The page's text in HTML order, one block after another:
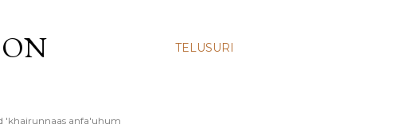
TELUSURI
'khairunnaas anfa'uhum